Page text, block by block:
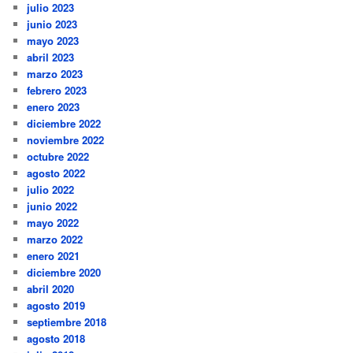
julio 2023
junio 2023
mayo 2023
abril 2023
marzo 2023
febrero 2023
enero 2023
diciembre 2022
noviembre 2022
octubre 2022
agosto 2022
julio 2022
junio 2022
mayo 2022
marzo 2022
enero 2021
diciembre 2020
abril 2020
agosto 2019
septiembre 2018
agosto 2018